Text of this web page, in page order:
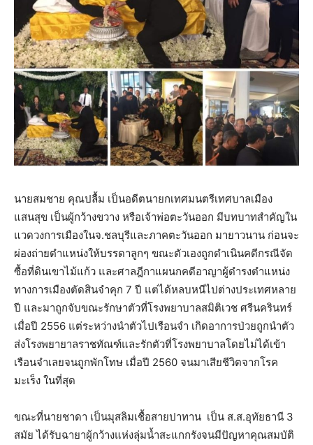
นายสมชาย คุณปลื้ม เป็นอดีตนายกเทศมนตรีเทศบาลเมือง
แสนสุข เป็นผู้กว้างขวาง หรือเจ้าพ่อตะวันออก มีบทบาทสำคัญใน
แวดวงการเมืองในจ.ชลบุรีและภาคตะวันออก มายาวนาน ก่อนจะ
ผ่องถ่ายตำแหน่งให้บรรดาลูกๆ ขณะตัวเองถูกดำเนินคดีกรณีจัด
ซื้อที่ดินเขาไม้แก้ว และศาลฎีกาแผนกคดีอาญาผู้ดำรงตำแหน่ง
ทางการเมืองตัดสินจำคุก 7 ปี แต่ได้หลบหนีไปต่างประเทศหลาย
ปี และมาถูกจับขณะรักษาตัวที่โรงพยาบาลสมิติเวช ศรีนครินทร์
เมื่อปี 2556 แต่ระหว่างนำตัวไปเรือนจำ เกิดอาการป่วยถูกนำตัว
ส่งโรงพยายาลราชทัณฑ์และรักตัวที่โรงพยาบาลโดยไม่ได้เข้า
เรือนจำเลยจนถูกพักโทษ เมื่อปี 2560 จนมาเสียชีวิตจากโรค
มะเร็ง ในที่สุด
ขณะที่นายชาดา เป็นมุสลิมเชื้อสายปาทาน เป็น ส.ส.อุทัยธานี 3
สมัย ได้รับฉายาผู้กว้างแห่งลุ่มน้ำสะแกกรังจนมีปัญหาคุณสมบัติ